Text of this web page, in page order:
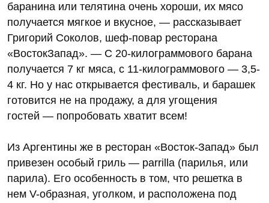
баранина или телятина очень хороши, их мясо
получается мягкое и вкусное, — рассказывает
Григорий Соколов, шеф-повар ресторана
«ВостокЗапад». — С 20-килограммового барана
получается 7 кг мяса, с 11-килограммового — 3,5-
4 кг. Но у нас открывается фестиваль, и барашек
готовится не на продажу, а для угощения
гостей — попробовать хватит всем!
Из Аргентины же в ресторан «Восток-Запад» был
привезен особый гриль — parrilla (парилья, или
парила). Его особенность в том, что решетка в
нем V-образная, уголком, и расположена под